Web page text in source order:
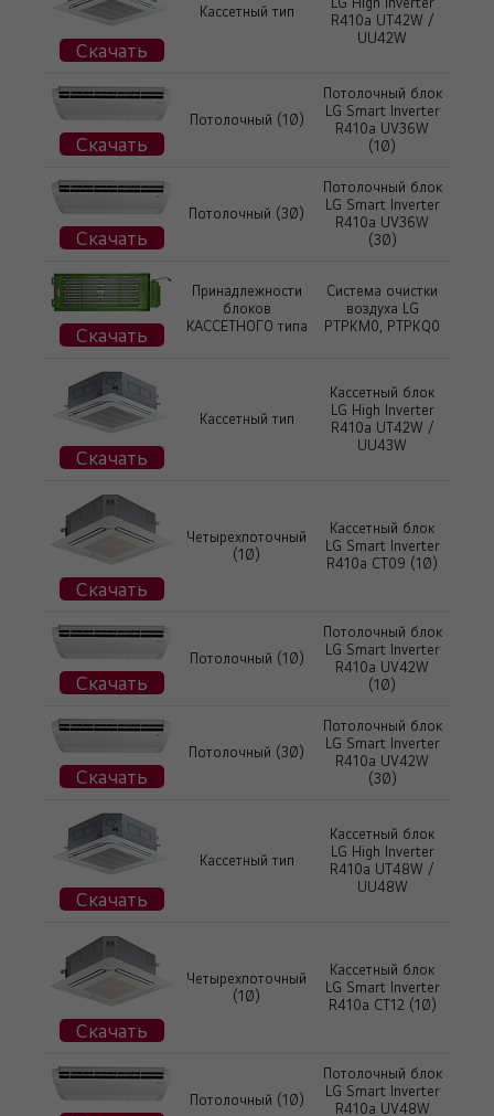
Скачать
Кассетный тип
R410a UT42W /
UU42W
Скачать
Потолочный (1Ø)
Потолочный блок
LG Smart Inverter
R410a UV36W
(1Ø)
Скачать
Потолочный (3Ø)
Потолочный блок
LG Smart Inverter
R410a UV36W
(3Ø)
Скачать
Принадлежности
блоков
КАССЕТНОГО типа
Система очистки
воздуха LG
PTPKM0, PTPKQ0
Скачать
Кассетный тип
Кассетный блок
LG High Inverter
R410a UT42W /
UU43W
Скачать
Четырехпоточный
(1Ø)
Кассетный блок
LG Smart Inverter
R410a CT09 (1Ø)
Скачать
Потолочный (1Ø)
Потолочный блок
LG Smart Inverter
R410a UV42W
(1Ø)
Скачать
Потолочный (3Ø)
Потолочный блок
LG Smart Inverter
R410a UV42W
(3Ø)
Скачать
Кассетный тип
Кассетный блок
LG High Inverter
R410a UT48W /
UU48W
Скачать
Четырехпоточный
(1Ø)
Кассетный блок
LG Smart Inverter
R410a CT12 (1Ø)
Потолочный (1Ø)
Потолочный блок
LG Smart Inverter
R410a UV48W